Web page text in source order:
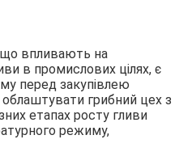
впливають на
в промислових цілях, є
перед закупівлею
облаштувати грибний цех з
етапах росту гливи
режиму,